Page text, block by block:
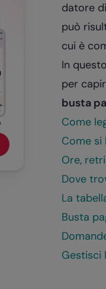
datore
può
cui è
In
per
busta
Come
Come si
Ore,
Dove
La
Busta
Gestisci